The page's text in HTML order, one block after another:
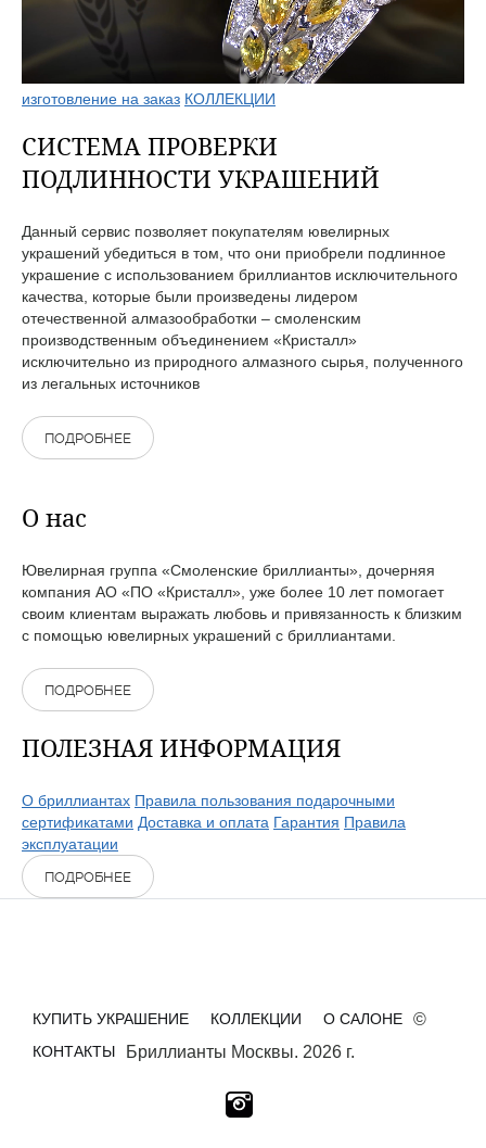
изготовление на заказ КОЛЛЕКЦИИ
СИСТЕМА ПРОВЕРКИ
ПОДЛИННОСТИ УКРАШЕНИЙ
Данный сервис позволяет покупателям ювелирных
украшений убедиться в том, что они приобрели подлинное
украшение с использованием бриллиантов исключительного
качества, которые были произведены лидером
отечественной алмазообработки – смоленским
производственным объединением «Кристалл»
исключительно из природного алмазного сырья, полученного
из легальных источников
ПОДРОБНЕЕ
О нас
Ювелирная группа «Смоленские бриллианты», дочерняя
компания АО «ПО «Кристалл», уже более 10 лет помогает
своим клиентам выражать любовь и привязанность к близким
с помощью ювелирных украшений с бриллиантами.
ПОДРОБНЕЕ
ПОЛЕЗНАЯ ИНФОРМАЦИЯ
О бриллиантах Правила пользования подарочными
сертификатами Доставка и оплата Гарантия Правила
эксплуатации
ПОДРОБНЕЕ
КУПИТЬ УКРАШЕНИЕ КОЛЛЕКЦИИ
О САЛОНЕ
КОНТАКТЫ
©
Бриллианты Москвы. 2026 г.